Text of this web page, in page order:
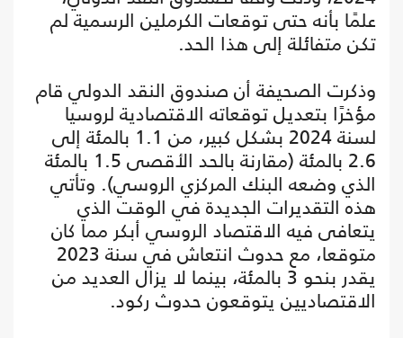
علمًا بأنه حتى توقعات الكرملين الرسمية لم
تكن متفائلة إلى هذا الحد.
وذكرت الصحيفة أن صندوق النقد الدولي قام
مؤخرًا بتعديل توقعاته الاقتصادية لروسيا
لسنة 2024 بشكل كبير، من 1.1 بالمئة إلى
2.6 بالمئة (مقارنة بالحد الأقصى 1.5 بالمئة
الذي وضعه البنك المركزي الروسي). وتأتي
هذه التقديرات الجديدة في الوقت الذي
يتعافى فيه الاقتصاد الروسي أبكر مما كان
متوقعا، مع حدوث انتعاش في سنة 2023
يقدر بنحو 3 بالمئة، بينما لا يزال العديد من
الاقتصاديين يتوقعون حدوث ركود.